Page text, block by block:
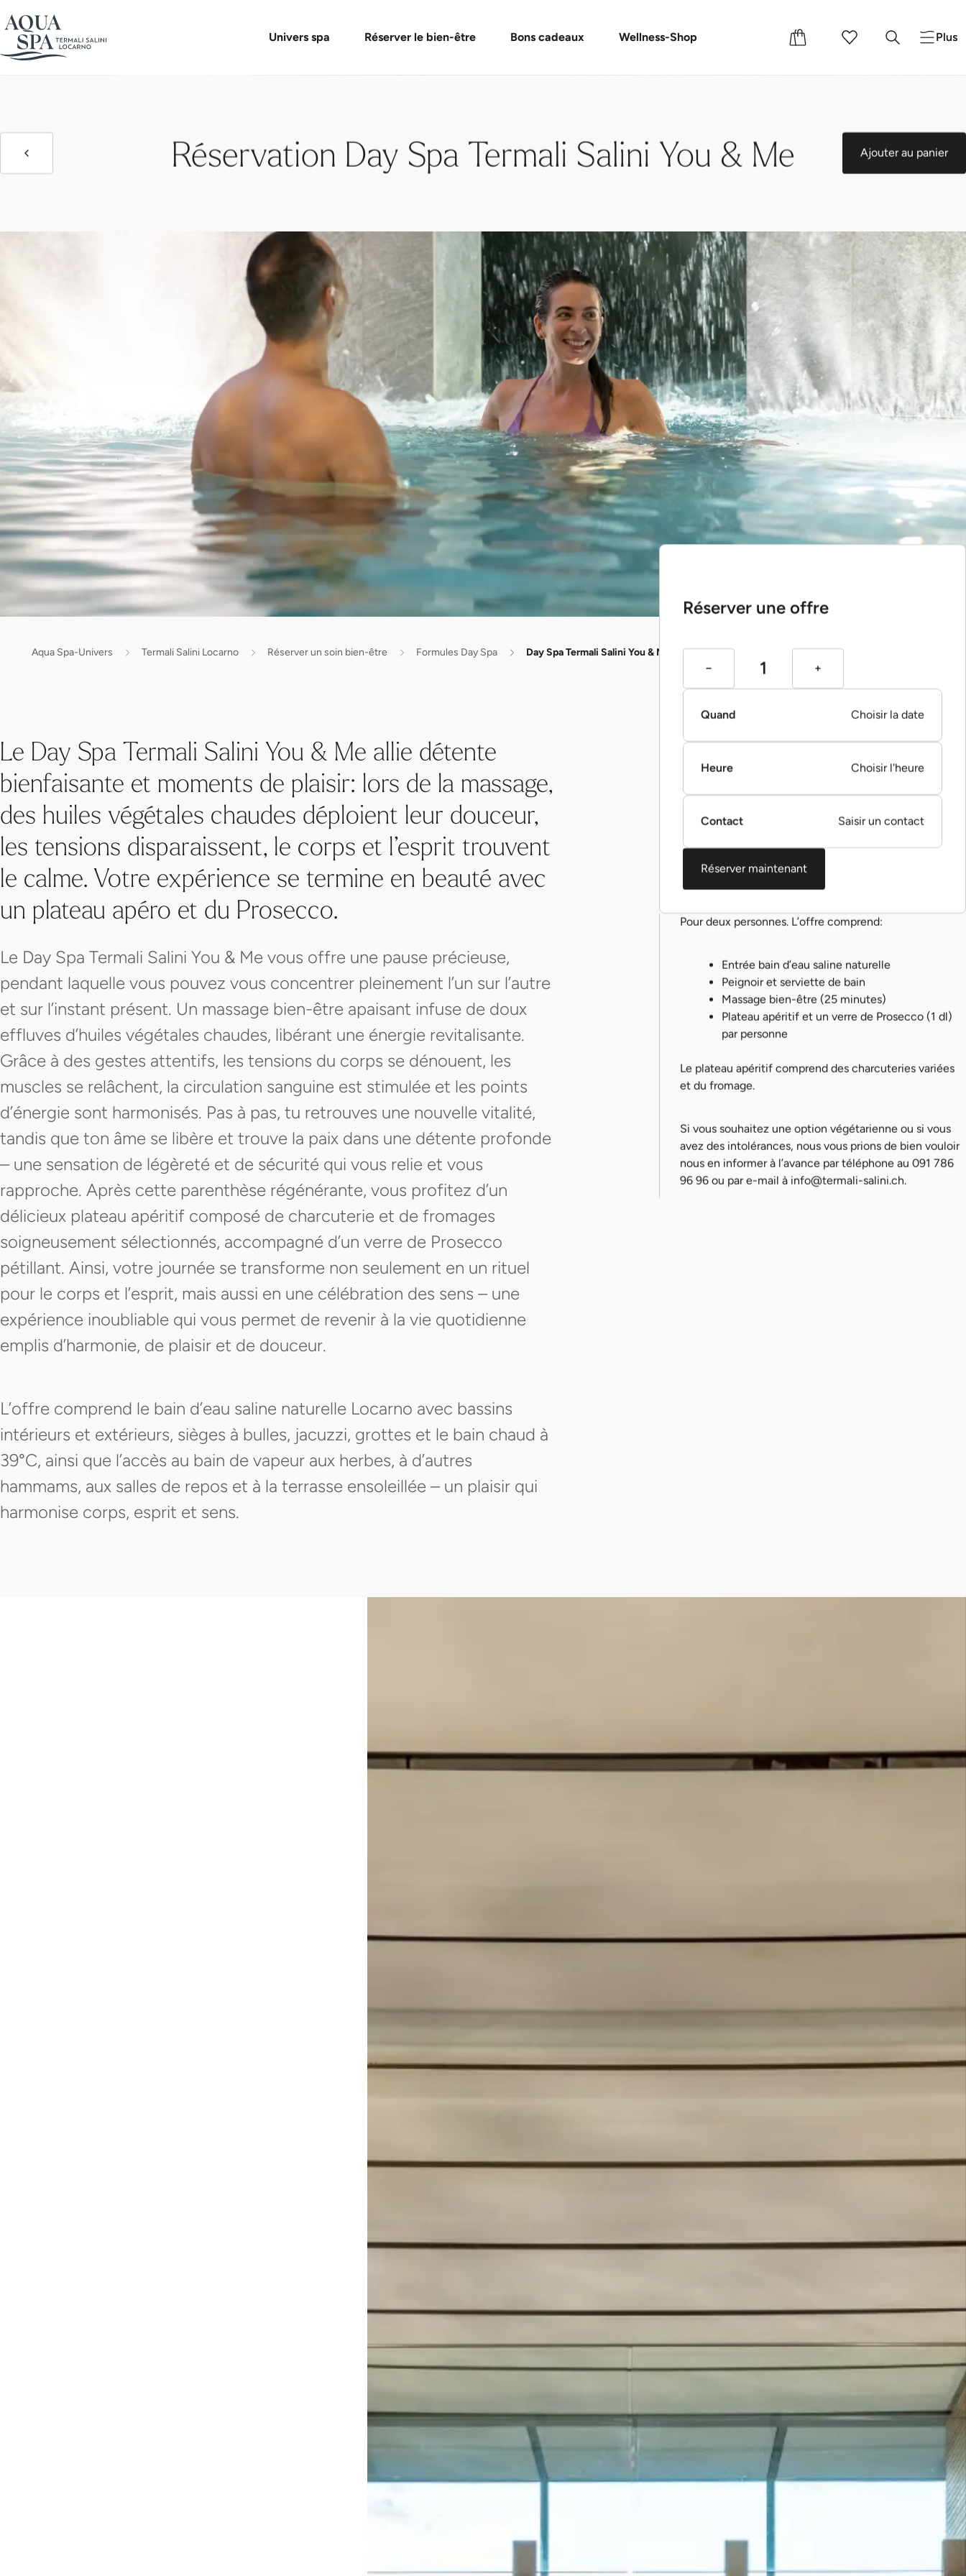
Univers spa Réserver le bien-être
Formules Day Spa Massages et soins Spa privé Événements
Bons cadeaux
Boutique de bons cadeaux Vérifier un bon cadeau FAQ bons cadeaux
Wellness-Shop Plus
Réservation Day Spa Termali Salini You & Me Ajouter au panier
Aqua Spa-Univers Termali Salini Locarno Réserver un soin bien-être Formules Day Spa Day Spa Termali Salini You & Me
Le Day Spa Termali Salini You & Me allie détente
bienfaisante et moments de plaisir: lors de la massage,
des huiles végétales chaudes déploient leur douceur,
les tensions disparaissent, le corps et l’esprit trouvent
le calme. Votre expérience se termine en beauté avec
un plateau apéro et du Prosecco.
Le Day Spa Termali Salini You & Me vous offre une pause précieuse,
pendant laquelle vous pouvez vous concentrer pleinement l’un sur l’autre
et sur l’instant présent. Un massage bien-être apaisant infuse de doux
effluves d’huiles végétales chaudes, libérant une énergie revitalisante.
Grâce à des gestes attentifs, les tensions du corps se dénouent, les
muscles se relâchent, la circulation sanguine est stimulée et les points
d’énergie sont harmonisés. Pas à pas, tu retrouves une nouvelle vitalité,
tandis que ton âme se libère et trouve la paix dans une détente profonde
– une sensation de légèreté et de sécurité qui vous relie et vous
rapproche. Après cette parenthèse régénérante, vous profitez d’un
délicieux plateau apéritif composé de charcuterie et de fromages
soigneusement sélectionnés, accompagné d’un verre de Prosecco
pétillant. Ainsi, votre journée se transforme non seulement en un rituel
pour le corps et l’esprit, mais aussi en une célébration des sens – une
expérience inoubliable qui vous permet de revenir à la vie quotidienne
emplis d’harmonie, de plaisir et de douceur.
L’offre comprend le bain d’eau saline naturelle Locarno avec bassins
intérieurs et extérieurs, sièges à bulles, jacuzzi, grottes et le bain chaud à
39°C, ainsi que l’accès au bain de vapeur aux herbes, à d’autres
hammams, aux salles de repos et à la terrasse ensoleillée – un plaisir qui
harmonise corps, esprit et sens.
Pour deux personnes. L’offre comprend:
Entrée bain d’eau saline naturelle
Peignoir et serviette de bain
Massage bien-être (25 minutes)
Plateau apéritif et un verre de Prosecco (1 dl)
par personne
Le plateau apéritif comprend des charcuteries variées
et du fromage.
Si vous souhaitez une option végétarienne ou si vous
avez des intolérances, nous vous prions de bien vouloir
nous en informer à l’avance par téléphone au 091 786
96 96 ou par e-mail à info@termali-salini.ch.
Réserver une offre
Quand Choisir la date
Heure Choisir l'heure
Contact Saisir un contact
Réserver maintenant